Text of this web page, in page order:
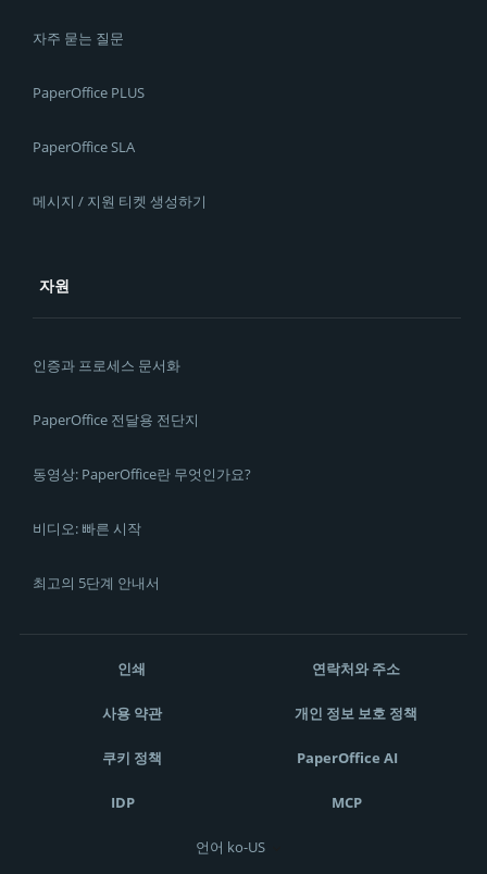
자주 묻는 질문
PaperOffice PLUS
PaperOffice SLA
메시지 / 지원 티켓 생성하기
자원
인증과 프로세스 문서화
PaperOffice 전달용 전단지
동영상: PaperOffice란 무엇인가요?
비디오: 빠른 시작
최고의 5단계 안내서
인쇄 연락처와 주소
사용 약관 개인 정보 보호 정책
쿠키 정책 PaperOffice AI
IDP MCP
언어 ko-US